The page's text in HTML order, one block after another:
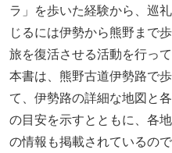
ラ」を歩いた経験から、巡
じるには伊勢から熊野まで
旅を復活させる活動を行って
本書は、熊野古道伊勢路で
て、伊勢路の詳細な地図と
の目安を示すとともに、各
の情報も掲載されているの